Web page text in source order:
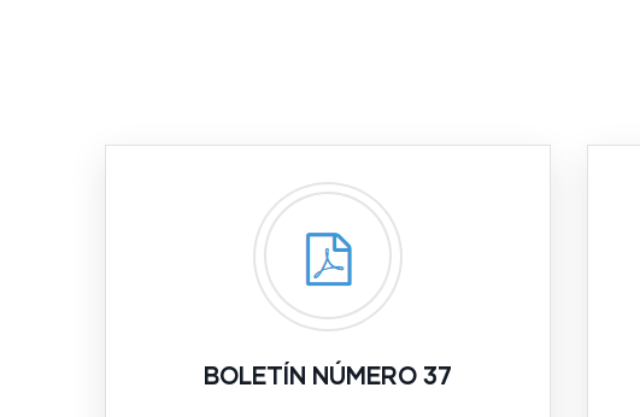
BOLETÍN NÚMERO 37